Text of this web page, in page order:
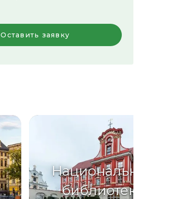
Оставить заявку
Национальная
библиотека